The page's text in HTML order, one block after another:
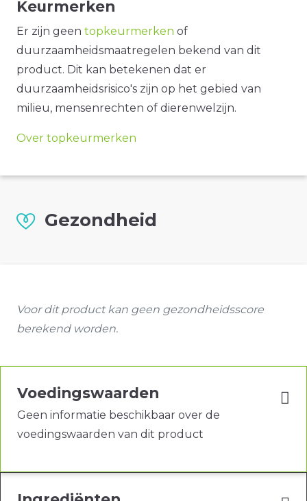
Keurmerken
Er zijn geen topkeurmerken of
duurzaamheidsmaatregelen bekend van dit
product. Dit kan betekenen dat er
duurzaamheidsrisico's zijn op het gebied van
milieu, mensenrechten of dierenwelzijn.
Over topkeurmerken
Gezondheid
Voor dit product kan geen gezondheidsscore
berekend worden.
Voedingswaarden
Geen informatie beschikbaar over de
voedingswaarden van dit product